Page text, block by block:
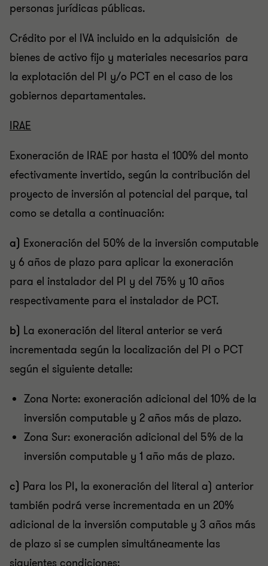
personas jurídicas públicas.
Crédito por el IVA incluido en la adquisición de
bienes de activo fijo y materiales necesarios para
la explotación del PI y/o PCT en el caso de los
gobiernos departamentales.
IRAE
Exoneración de IRAE por hasta el 100% del monto
efectivamente invertido, según la contribución del
proyecto de inversión al potencial del parque, tal
como se detalla a continuación:
a) Exoneración del 50% de la inversión computable
y 6 años de plazo para aplicar la exoneración
para el instalador del PI y del 75% y 10 años
respectivamente para el instalador de PCT.
b) La exoneración del literal anterior se verá
incrementada según la localización del PI o PCT
según el siguiente detalle:
Zona Norte: exoneración adicional del 10% de la
inversión computable y 2 años más de plazo.
Zona Sur: exoneración adicional del 5% de la
inversión computable y 1 año más de plazo.
c) Para los PI, la exoneración del literal a) anterior
también podrá verse incrementada en un 20%
adicional de la inversión computable y 3 años más
de plazo si se cumplen simultáneamente las
siguientes condiciones: